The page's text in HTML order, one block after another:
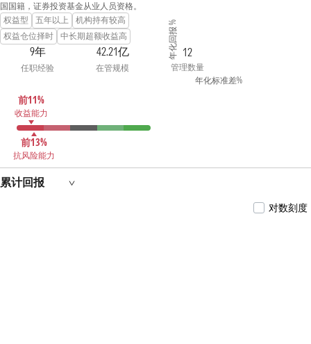
国国籍，证券投资基金从业人员资格。
权益型
五年以上
机构持有较高
权益仓位择时
中长期超额收益高
9年
任职经验
42.21亿
在管规模
12
管理数量
前11%
收益能力
前13%
抗风险能力
年化回报 %
年化标准差%
累计回报
对数刻度